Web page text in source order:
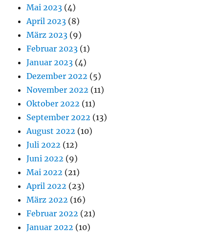
Mai 2023 (4)
April 2023 (8)
März 2023 (9)
Februar 2023 (1)
Januar 2023 (4)
Dezember 2022 (5)
November 2022 (11)
Oktober 2022 (11)
September 2022 (13)
August 2022 (10)
Juli 2022 (12)
Juni 2022 (9)
Mai 2022 (21)
April 2022 (23)
März 2022 (16)
Februar 2022 (21)
Januar 2022 (10)